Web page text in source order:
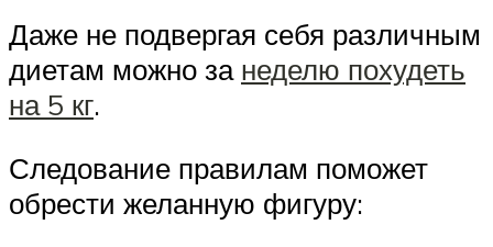
Даже не подвергая себя различным
диетам можно за неделю похудеть
на 5 кг.
Следование правилам поможет
обрести желанную фигуру: